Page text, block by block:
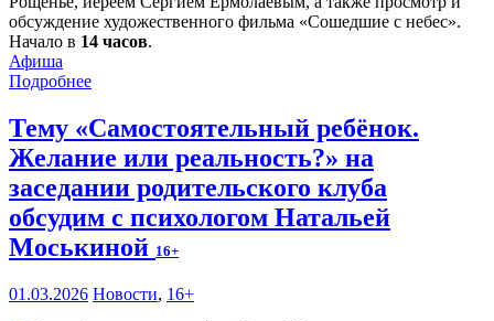
обсуждение художественного фильма «Сошедшие с небес».
Начало в 14 часов.
Афиша
Подробнее
Тему «Самостоятельный ребёнок.
Желание или реальность?» на
заседании родительского клуба
обсудим с психологом Натальей
Моськиной 16+
01.03.2026 Новости, 16+